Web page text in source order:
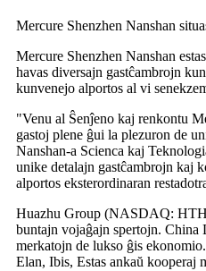
Mercure Shenzhen Nanshan
Mercure Shenzhen Nanshan
havas diversajn gastĉambrojn
kunvenejo alportos al vi
"Venu al Ŝenĵeno kaj renkontu
gastoj plene ĝui la plezuron de
Nanshan-a Scienca kaj
unike detalajn gastĉambrojn kaj
alportos eksterordinaran
Huazhu Group (NASDAQ:
buntajn vojaĝajn spertojn.
merkatojn de lukso ĝis
Elan, Ibis, Estas ankaŭ kooperaj